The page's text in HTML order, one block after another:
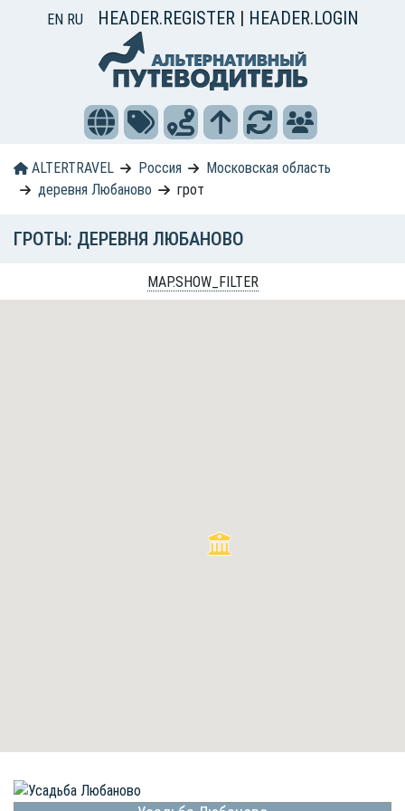
EN RU HEADER.REGISTER | HEADER.LOGIN
ALTERTRAVEL Россия
Московская область
деревня Любаново
грот
ГРОТЫ: ДЕРЕВНЯ ЛЮБАНОВО
MAP.SHOW_FILTER